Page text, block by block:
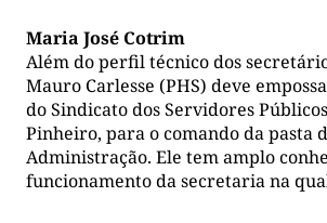
Maria José Cotrim
Além do perfil técnico dos
Mauro Carlesse (PHS) deve
do Sindicato dos Servidores
Pinheiro, para o comando da pasta
Administração. Ele tem amplo
funcionamento da secretaria na